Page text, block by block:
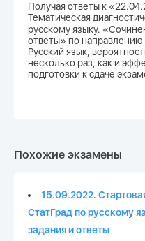
Получая ответы к
Тематическая
русскому языку.
ответы» по
Русский язык,
несколько раз, как и
подготовки к сдаче
Похожие экзамены
15.09.2022.
СтатГрад по русскому
задания и ответы